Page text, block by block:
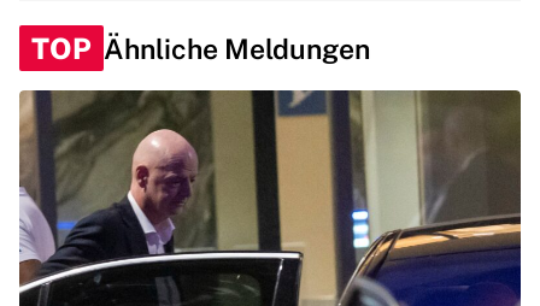
TOP Ähnliche Meldungen